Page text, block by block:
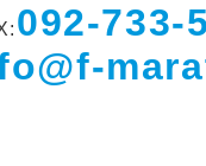
092-733-